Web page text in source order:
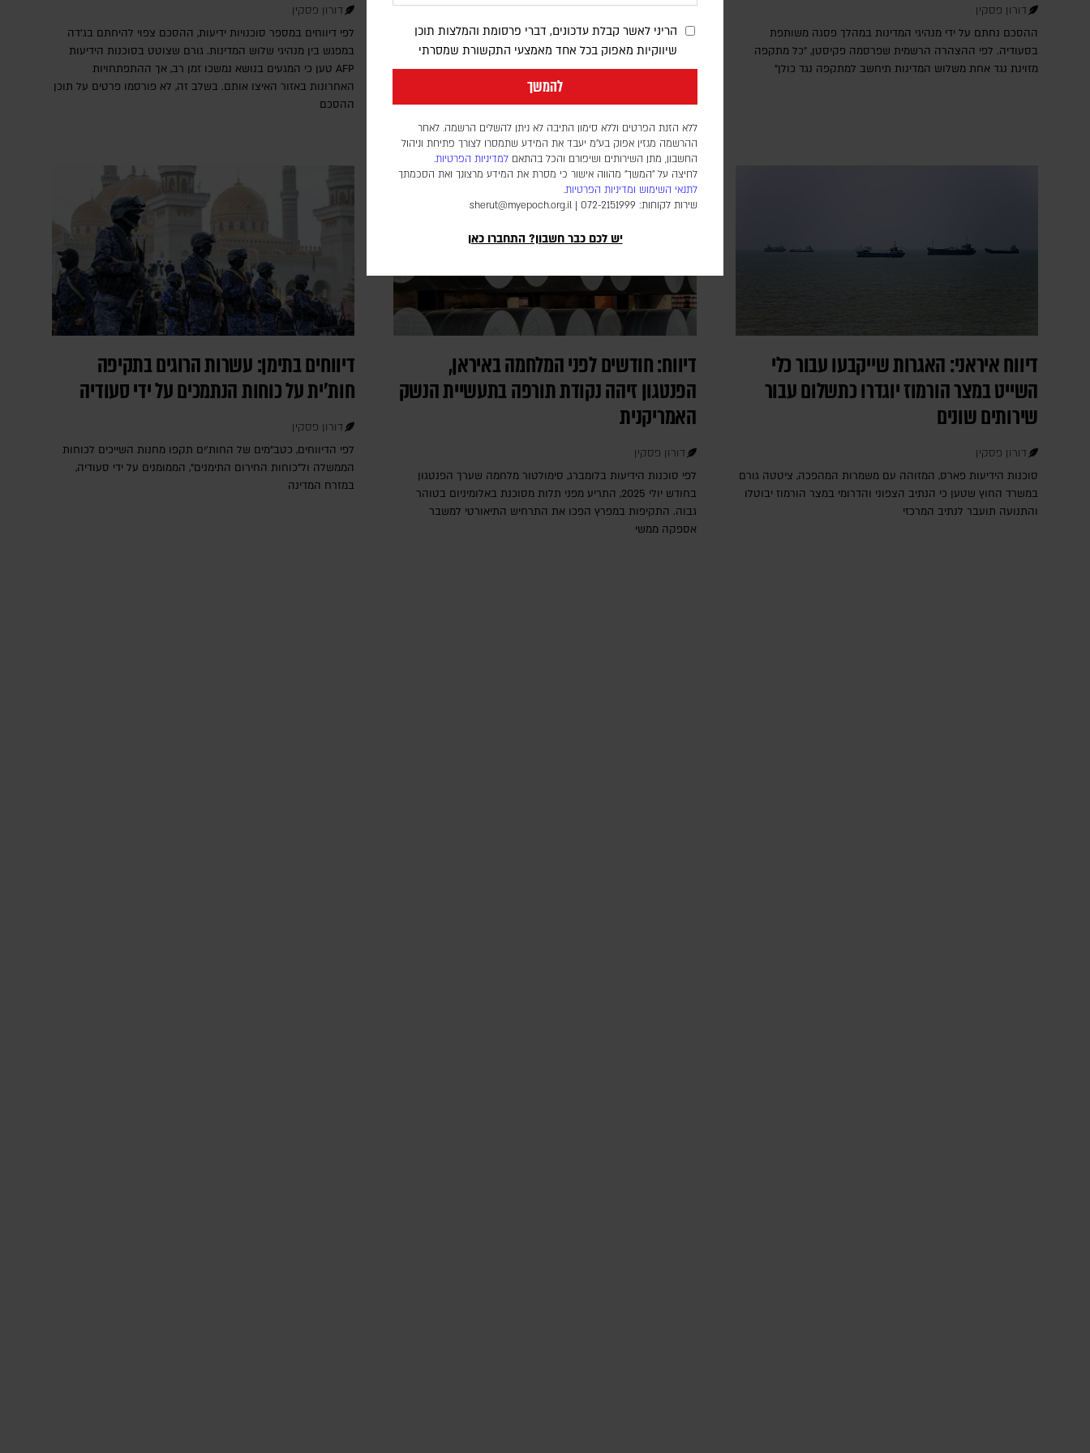
הריני לאשר קבלת עדכונים, דברי פרסומת והמלצות תוכן
שיווקיות מאפוק בכל אחד מאמצעי התקשורת שמסרתי
להמשך
ללא הזנת הפרטים וללא סימון התיבה לא ניתן להשלים הרשמה. לאחר
ההרשמה מגזין אפוק בע״מ יעבד את המידע שתמסרו לצורך פתיחת וניהול
החשבון, מתן השירותים ושיפורם והכל בהתאם למדיניות הפרטיות.
לחיצה על "המשך" מהווה אישור כי מסרת את המידע מרצונך ואת הסכמתך
לתנאי השימוש ומדיניות הפרטיות.
שירות לקוחות: 072-2151999 |
sherut@myepoch.org.il
יש לכם כבר חשבון? התחברו כאן
דורון פסקין
ההסכם נחתם על ידי מנהיגי המדינות במהלך פסגה משותפת
בסעודיה. לפי ההצהרה הרשמית שפרסמה פקיסטן, "כל מתקפה
מזוינת נגד אחת משלוש המדינות תיחשב למתקפה נגד כולן"
דורון פסקין
מספר החיילים ומועד פריסתם טרם פורסמו. הכוח הבין-לאומי עדיין
לא נפרס ברצועה, וממתין ליישום השלב השני וכניסת המנהלת
הפלסטינית שאמורה לנהל את הרצועה
דורון פסקין
לפי דיווחים במספר סוכנויות ידיעות, ההסכם צפוי להיחתם בג'דה
במפגש בין מנהיגי שלוש המדינות. גורם שצוטט בסוכנות הידיעות
AFP טען כי המגעים בנושא נמשכו זמן רב, אך ההתפתחויות
האחרונות באזור האיצו אותם. בשלב זה, לא פורסמו פרטים על תוכן
ההסכם
דיווח איראני: האגרות שייקבעו עבור כלי
השייט במצר הורמוז יוגדרו כתשלום עבור
שירותים שונים
דורון פסקין
סוכנות הידיעות פארס, המזוהה עם משמרות המהפכה, ציטטה גורם
במשרד החוץ שטען כי הנתיב הצפוני והדרומי במצר הורמוז יבוטלו
והתנועה תועבר לנתיב המרכזי
דיווח: חודשים לפני המלחמה באיראן,
הפנטגון זיהה נקודת תורפה בתעשיית הנשק
האמריקנית
דורון פסקין
לפי סוכנות הידיעות בלומברג, סימולטור מלחמה שערך הפנטגון
בחודש יולי 2025, התריע מפני תלות מסוכנת באלומיניום בטוהר
גבוה. התקיפות במפרץ הפכו את התרחיש התיאורטי למשבר
אספקה ממשי
דיווחים בתימן: עשרות הרוגים בתקיפה
חות'ית על כוחות הנתמכים על ידי סעודיה
דורון פסקין
לפי הדיווחים, כטב"מים של החות'ים תקפו מחנות השייכים לכוחות
הממשלה ול"כוחות החירום התימנים", הממומנים על ידי סעודיה,
במזרח המדינה